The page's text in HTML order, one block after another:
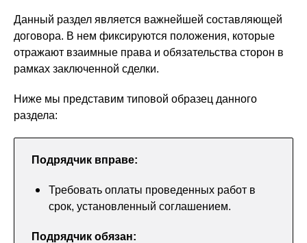
Данный раздел является важнейшей составляющей
договора. В нем фиксируются положения, которые
отражают взаимные права и обязательства сторон в
рамках заключенной сделки.
Ниже мы представим типовой образец данного
раздела:
Подрядчик вправе:
Требовать оплаты проведенных работ в
срок, установленный соглашением.
Подрядчик обязан: